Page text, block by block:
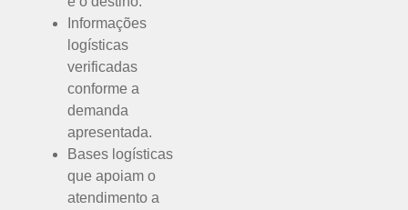
Informações
logísticas
verificadas
conforme a
demanda
apresentada.
Bases logísticas
que apoiam o
atendimento a